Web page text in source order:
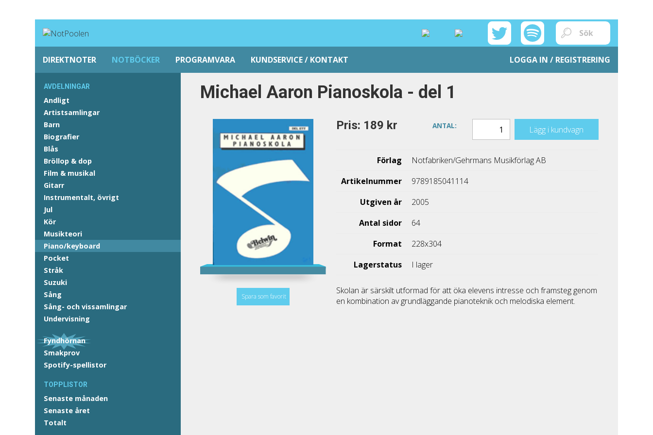
DIREKTNOTER NOTBÖCKER PROGRAMVARA KUNDSERVICE / KONTAKT LOGGA IN / REGISTRERING
AVDELNINGAR
Andligt
Artistsamlingar
Barn
Biografier
Blås
Bröllop & dop
Film & musikal
Gitarr
Instrumentalt, övrigt
Jul
Kör
Musikteori
Piano/keyboard
Pocket
Stråk
Suzuki
Sång
Sång- och vissamlingar
Undervisning
Fyndhörnan
Smakprov
Spotify-spellistor
TOPPLISTOR
Senaste månaden
Senaste året
Totalt
Michael Aaron Pianoskola - del 1
Spara som favorit
Pris: 189 kr ANTAL: Lägg i kundvagn
Förlag
Notfabriken/Gehrmans Musikförlag AB
Artikelnummer
9789185041114
Utgiven år
2005
Antal sidor
64
Format
228x304
Lagerstatus
I lager
Skolan är särskilt utformad för att öka elevens intresse och framsteg genom
en kombination av grundläggande pianoteknik och melodiska element.